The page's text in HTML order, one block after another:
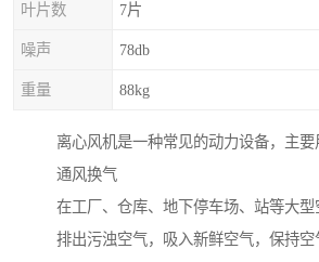
叶片数 7片
噪声 78db
重量 88kg
离心风机是一种常见的动力设备，主要
通风换气
在工厂、仓库、地下停车场、站等大
排出污浊空气，吸入新鲜空气，保持空